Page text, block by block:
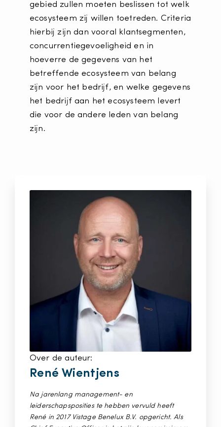
gebied zullen moeten beslissen tot welk
ecosysteem zij willen toetreden. Criteria
hierbij zijn dan vooral klantsegmenten,
concurrentiegevoeligheid en in
hoeverre de gegevens van het
betreffende ecosysteem van belang
zijn voor het bedrijf, en welke gegevens
het bedrijf aan het ecosysteem levert
die voor de andere leden van belang
zijn.
Over de auteur:
René Wientjens
Na jarenlang management- en
leiderschapsposities te hebben vervuld heeft
René in 2017 Vistage Benelux B.V. opgericht. Als